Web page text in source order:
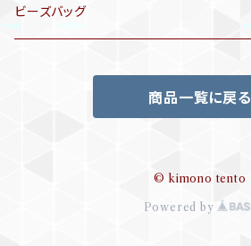
袋帯
訪問着、付下げ、色無地
リサイクル色無地
帯揚げ
ビーズバッグ
商品一覧に戻る
© kimono tento
Powered by